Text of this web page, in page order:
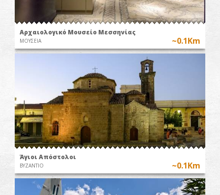
Αρχαιολογικό Μουσείο Μεσσηνίας
ΜΟΥΣΕΙΑ ~0.1Km
Άγιοι Απόστολοι
ΒΥΖΑΝΤΙΟ ~0.1Km